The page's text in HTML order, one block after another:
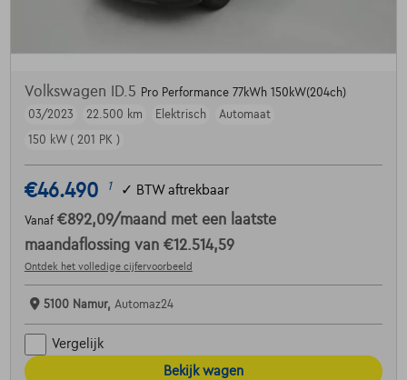
Volkswagen ID.5 Pro Performance 77kWh 150kW(204ch)
03/2023
22.500 km Elektrisch
Automaat
150 kW ( 201 PK )
€46.490 1 ✓ BTW aftrekbaar
Vanaf €892,09/maand met een laatste
maandaflossing van €12.514,59
Ontdek het volledige cijfervoorbeeld
5100 Namur, Automaz24
Vergelijk
Bekijk wagen